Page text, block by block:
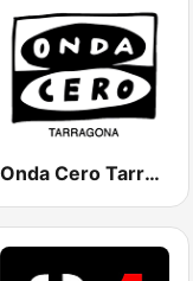
Onda Cero Tarragona